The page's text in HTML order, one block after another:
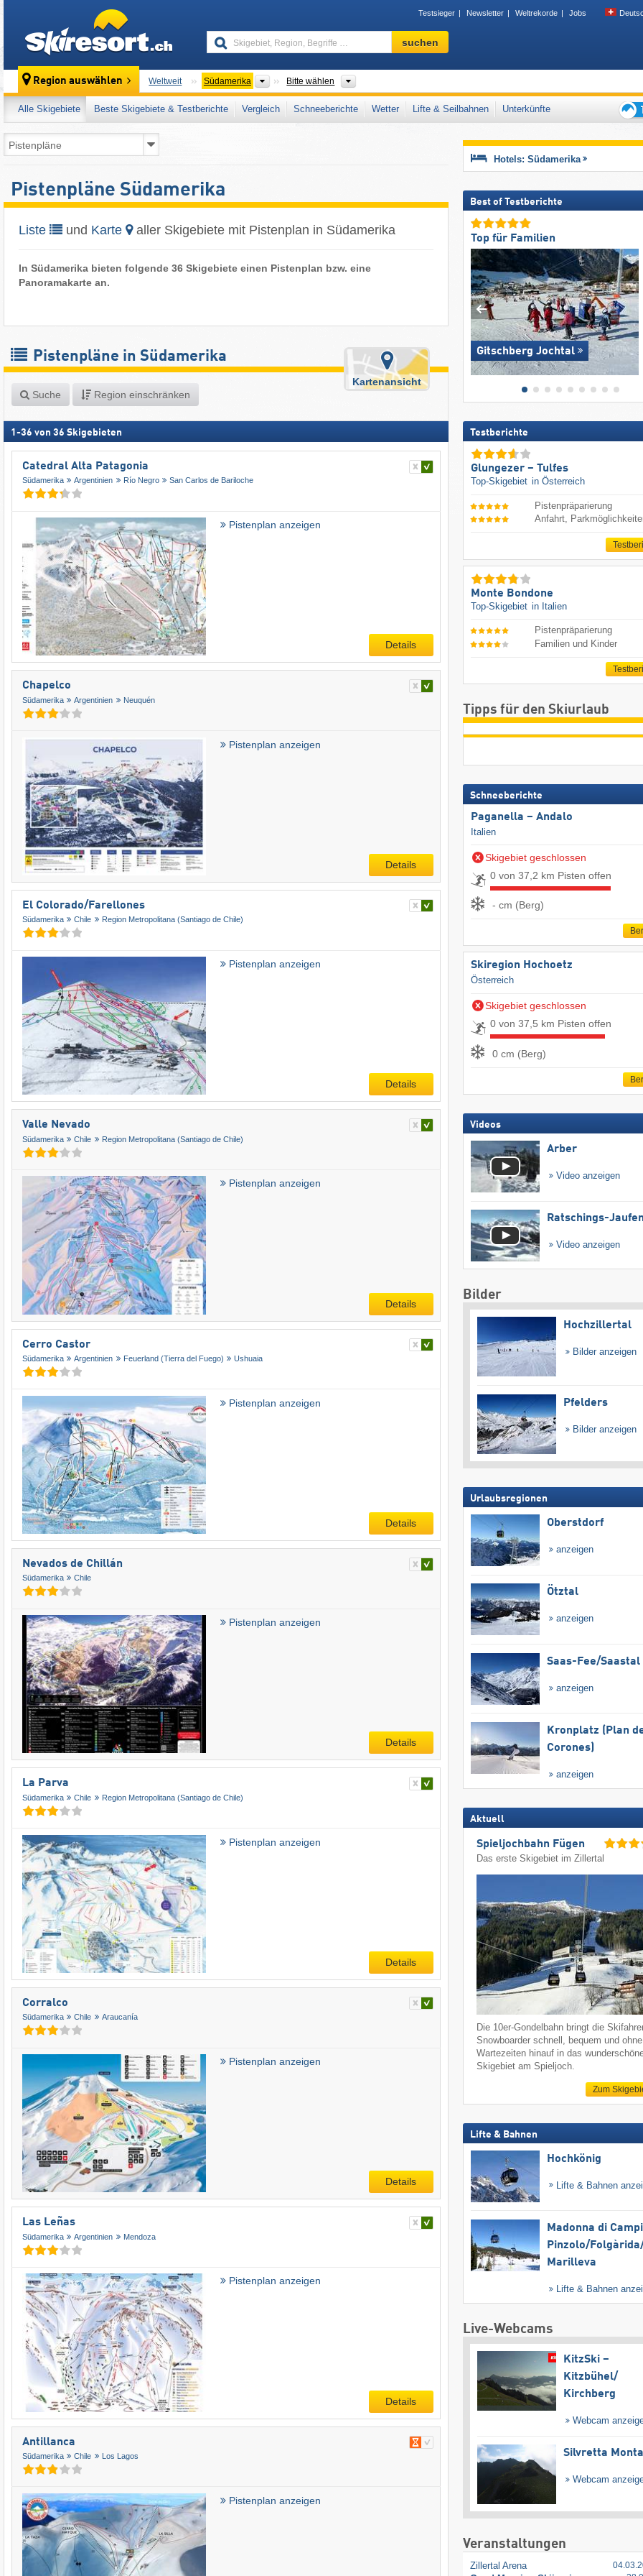
Testsieger Newsletter Weltrekorde Jobs
Skigebiet,
Region,
suchen
Region auswählen Weltweit Südamerika Kontinente
Bitte wählen
Alle Skigebiete Beste Skigebiete & Testberichte Vergleich Schneeberichte Wetter Lifte & Seilbahnen
Unterkünfte
für
Pistenpläne Südamerika
Liste und Karte aller Skigebiete mit Pistenplan in Südamerika
In Südamerika bieten folgende 36 Skigebiete einen Pistenplan bzw. eine
Panoramakarte an.
Pistenpläne in Südamerika
Suche Region einschränken
Kartenansicht
1 -36 von 36 Skigebieten
Catedral Alta Patagonia
Südamerika Argentinien Río Negro San Carlos de Bariloche
Pistenplan anzeigen
Details
Chapelco
Südamerika Argentinien Neuquén
Pistenplan anzeigen
Details
El Colorado/​Farellones
Südamerika Chile Region Metropolitana (Santiago de Chile)
Pistenplan anzeigen
Details
Valle Nevado
Südamerika Chile Region Metropolitana (Santiago de Chile)
Pistenplan anzeigen
Details
Cerro Castor
Südamerika Argentinien Feuerland (Tierra del Fuego) Ushuaia
Pistenplan anzeigen
Details
Nevados de Chillán
Südamerika Chile
Pistenplan anzeigen
Details
La Parva
Südamerika Chile Region Metropolitana (Santiago de Chile)
Pistenplan anzeigen
Details
Corralco
Südamerika Chile Araucanía
Pistenplan anzeigen
Details
Las Leñas
Südamerika Argentinien Mendoza
Pistenplan anzeigen
Details
Antillanca
Südamerika Chile Los Lagos
Pistenplan anzeigen
Hotels: Südamerika
Best of Testberichte
Top für Familien
Gitschberg Jochtal
Testberichte
Glungezer – Tulfes
Top-Skigebiet in Österreich
Pistenpräparierung
Anfahrt,
Monte Bondone
Top-Skigebiet in Italien
Pistenpräparierung
Familien und Kinder
Tipps für den Skiurlaub
Schneeberichte
Paganella – Andalo
Italien
Skigebiet geschlossen
0 von 37,2 km Pisten offen
- cm (Berg)
Skiregion Hochoetz
Österreich
Skigebiet geschlossen
0 von 37,5 km Pisten offen
0 cm (Berg)
Videos
Arber
Video anzeigen
Ratschings-
Video anzeigen
Bilder
Hochzillertal
Bilder anzeigen
Pfelders
Bilder anzeigen
Urlaubsregionen
Oberstdorf
anzeigen
Ötztal
anzeigen
Saas-Fee/​Saastal
anzeigen
Kronplatz (Plan
Corones)
anzeigen
Aktuell
Spieljochbahn Fügen
Das erste Skigebiet im Zillertal
Die 10er-Gondelbahn bringt die
Snowboarder schnell, bequem und ohne
Wartezeiten hinauf in das
Skigebiet am Spieljoch.
Zum
Lifte & Bahnen
Hochkönig
Lifte & Bahnen
Madonna di
Pinzolo/​
Marilleva
Lifte & Bahnen
Live-Webcams
KitzSki –
Kitzbühel/​
Kirchberg
Webcam
Silvretta
Webcam
Veranstaltungen
Zillertal Arena